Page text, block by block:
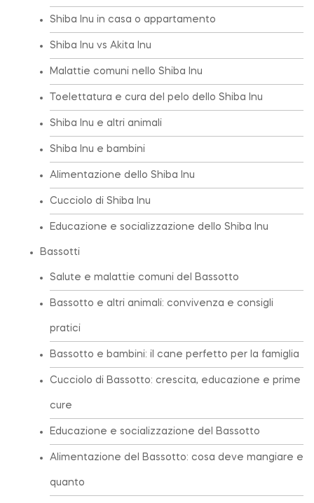
Shiba Inu in casa o appartamento
Shiba Inu vs Akita Inu
Malattie comuni nello Shiba Inu
Toelettatura e cura del pelo dello Shiba Inu
Shiba Inu e altri animali
Shiba Inu e bambini
Alimentazione dello Shiba Inu
Cucciolo di Shiba Inu
Educazione e socializzazione dello Shiba Inu
Bassotti
Salute e malattie comuni del Bassotto
Bassotto e altri animali: convivenza e consigli
pratici
Bassotto e bambini: il cane perfetto per la famiglia
Cucciolo di Bassotto: crescita, educazione e prime
cure
Educazione e socializzazione del Bassotto
Alimentazione del Bassotto: cosa deve mangiare e
quanto